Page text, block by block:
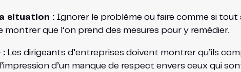
situation :Ignorer le problème ou faire comme si tout
montrer que l’on prend des mesures pour y remédier.
:Les dirigeants d’entreprises doivent montrer qu’ils
d’un manque de respect envers ceux qui